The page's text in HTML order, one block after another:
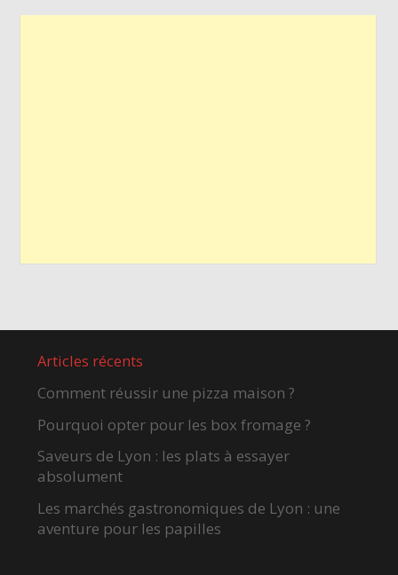
Articles récents
Comment réussir une pizza maison ?
Pourquoi opter pour les box fromage ?
Saveurs de Lyon : les plats à essayer
absolument
Les marchés gastronomiques de Lyon : une
aventure pour les papilles